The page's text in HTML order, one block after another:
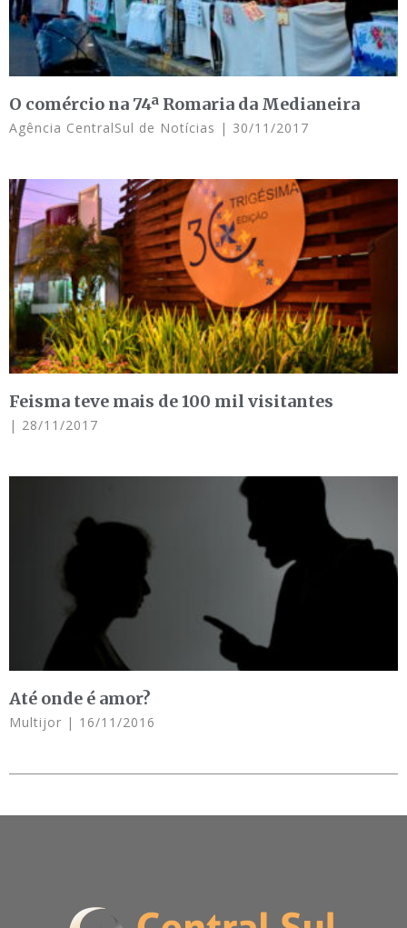
O comércio na 74ª Romaria da Medianeira
Agência CentralSul de Notícias 30/11/2017
Feisma teve mais de 100 mil visitantes
28/11/2017
Até onde é amor?
Multijor 16/11/2016